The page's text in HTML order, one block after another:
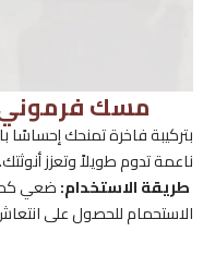
مسك
بتركيبة فاخرة تمنحك إحساسًا
ناعمة تدوم طويلاً وتعزز أنوثتك.
طريقة الاستخدام:ضعي
الاستحمام للحصول على